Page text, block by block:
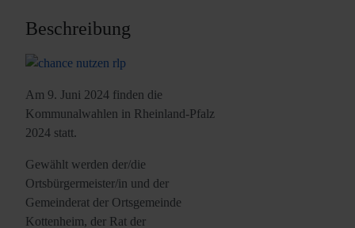
Beschreibung
Am 9. Juni 2024 finden die
Kommunalwahlen in Rheinland-Pfalz
2024 statt.
Gewählt werden der/die
Ortsbürgermeister/in und der
Gemeinderat der Ortsgemeinde
Kottenheim, der Rat der